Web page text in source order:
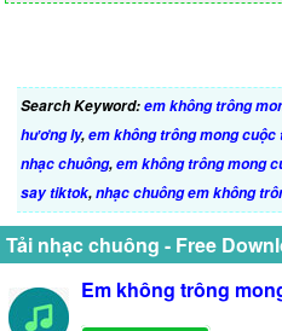
Search Keyword:em không trông
hương ly,em không trông mong
nhạc chuông,em không trông mong
say tiktok,nhạc chuông em không
Tải nhạc chuông - Free
Em không trông